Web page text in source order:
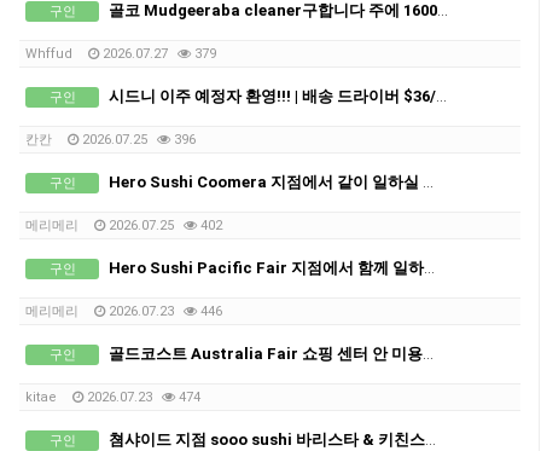
구인 골코 Mudgeeraba cleaner구합니다 주에 1600+@가능합니다
Whffud 2026.07.27 379
구인 시드니 이주 예정자 환영!!! | 배송 드라이버 $36/시간 · 풀타임
칸칸 2026.07.25 396
구인 Hero Sushi Coomera 지점에서 같이 일하실 풀타임 직원 구인합니다.
메리메리 2026.07.25 402
구인 Hero Sushi Pacific Fair 지점에서 함께 일하실 파트타임 스태프 구인합니다.
메리메리 2026.07.23 446
구인 골드코스트 Australia Fair 쇼핑 센터 안 미용사 또는 초보자 경력자 비자 필요하신분
kitae 2026.07.23 474
구인 쳠샤이드 지점 sooo sushi 바리스타 & 키친스탭 구인합니다.